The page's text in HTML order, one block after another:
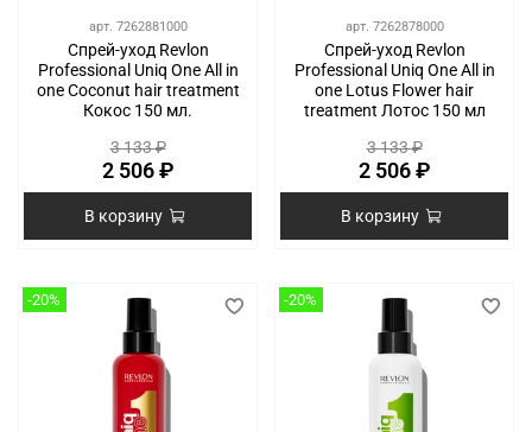
арт. 7262881000
Спрей-уход Revlon
Professional Uniq One All in
one Coconut hair treatment
Кокос 150 мл.
3 133 ₽
2 506 ₽
В корзину
арт. 7262878000
Спрей-уход Revlon
Professional Uniq One All in
one Lotus Flower hair
treatment Лотос 150 мл
3 133 ₽
2 506 ₽
В корзину
-20% -20%